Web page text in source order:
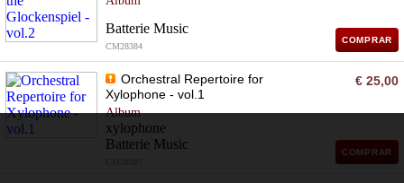
Batterie Music
CM28384
COMPRAR
Orchestral Repertoire for
Xylophone - vol.1
Album
xylophone
Batterie Music
€ 25,00
COMPRAR